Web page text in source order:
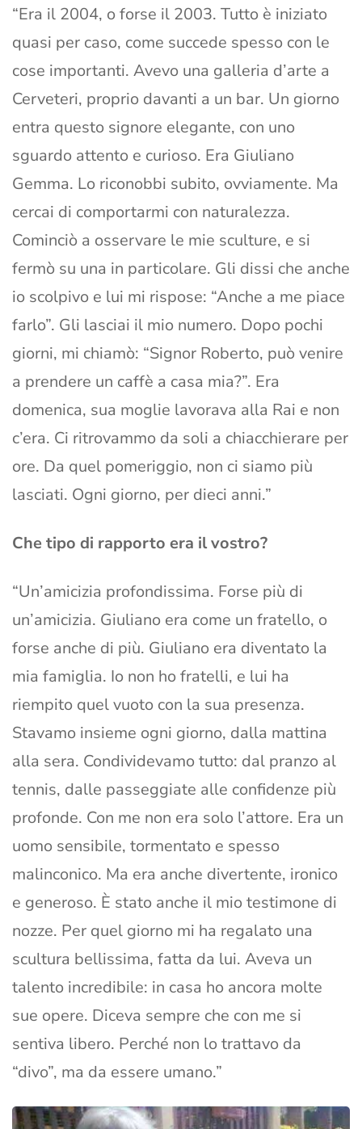
“Era il 2004, o forse il 2003. Tutto è iniziato
quasi per caso, come succede spesso con le
cose importanti. Avevo una galleria d’arte a
Cerveteri, proprio davanti a un bar. Un giorno
entra questo signore elegante, con uno
sguardo attento e curioso. Era Giuliano
Gemma. Lo riconobbi subito, ovviamente. Ma
cercai di comportarmi con naturalezza.
Cominciò a osservare le mie sculture, e si
fermò su una in particolare. Gli dissi che anche
io scolpivo e lui mi rispose: “Anche a me piace
farlo”. Gli lasciai il mio numero. Dopo pochi
giorni, mi chiamò: “Signor Roberto, può venire
a prendere un caffè a casa mia?”. Era
domenica, sua moglie lavorava alla Rai e non
c’era. Ci ritrovammo da soli a chiacchierare per
ore. Da quel pomeriggio, non ci siamo più
lasciati. Ogni giorno, per dieci anni.”
Che tipo di rapporto era il vostro?
“Un’amicizia profondissima. Forse più di
un’amicizia. Giuliano era come un fratello, o
forse anche di più. Giuliano era diventato la
mia famiglia. Io non ho fratelli, e lui ha
riempito quel vuoto con la sua presenza.
Stavamo insieme ogni giorno, dalla mattina
alla sera. Condividevamo tutto: dal pranzo al
tennis, dalle passeggiate alle confidenze più
profonde. Con me non era solo l’attore. Era un
uomo sensibile, tormentato e spesso
malinconico. Ma era anche divertente, ironico
e generoso. È stato anche il mio testimone di
nozze. Per quel giorno mi ha regalato una
scultura bellissima, fatta da lui. Aveva un
talento incredibile: in casa ho ancora molte
sue opere. Diceva sempre che con me si
sentiva libero. Perché non lo trattavo da
“divo”, ma da essere umano.”